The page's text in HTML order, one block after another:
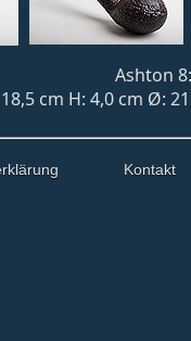
Ashton
18,5 cm H: 4,0 cm Ø:
Kontakt